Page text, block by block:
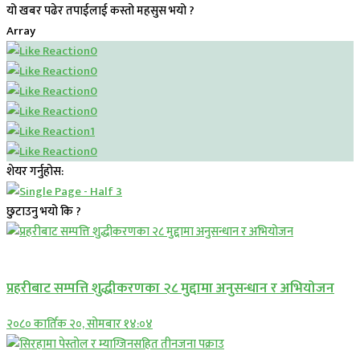
यो खबर पढेर तपाईलाई कस्तो महसुस भयो ?
Array
0
0
0
0
1
0
शेयर गर्नुहोस:
छुटाउनु भयो कि ?
प्रहरीबाट सम्पत्ति शुद्धीकरणका २८ मुद्दामा अनुसन्धान र अभियोजन
२०८० कार्तिक २०, सोमबार १४:०४